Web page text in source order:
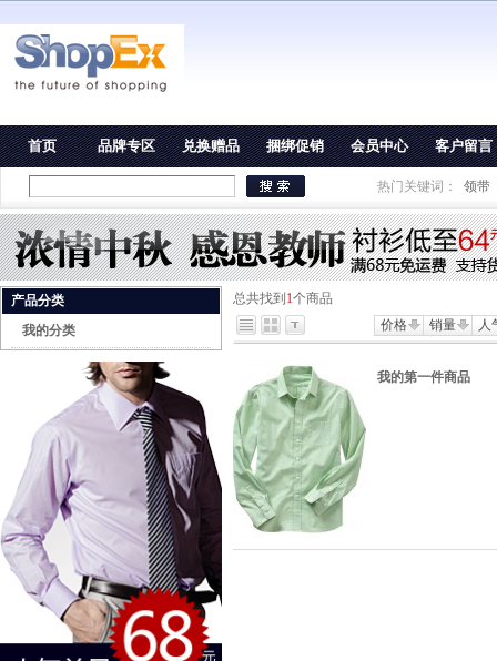
首页 品牌专区 兑换赠品 捆绑促销 会员中心 客户留言
热门关键词： 领带
产品分类
我的分类
总共找到 1个商品
价格
销量 人
我的第一件商品